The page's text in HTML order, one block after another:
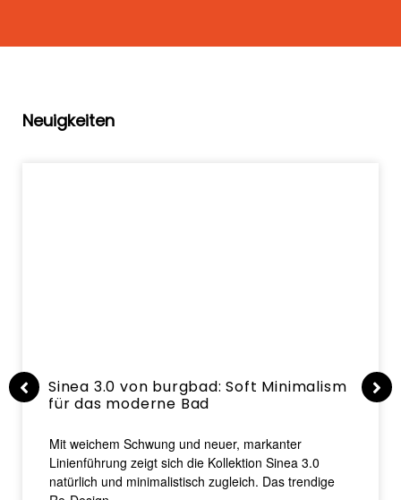
Neuigkeiten
Sinea 3.0 von burgbad: Soft Minimalism
für das moderne Bad
Mit weichem Schwung und neuer, markanter
Linienführung zeigt sich die Kollektion Sinea 3.0
natürlich und minimalistisch zugleich. Das trendige